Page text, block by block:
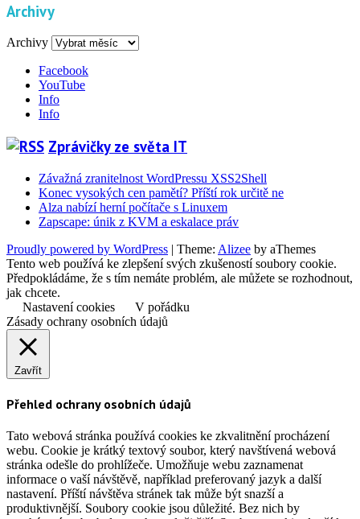
Archivy
Archivy
Facebook
YouTube
Info
Info
Zprávičky ze světa IT
Závažná zranitelnost WordPressu XSS2Shell
Konec vysokých cen pamětí? Příští rok určitě ne
Alza nabízí herní počítače s Linuxem
Zapscape: únik z KVM a eskalace práv
Proudly powered by WordPress | Theme: Alizee by aThemes
Tento web používá ke zlepšení svých zkušeností soubory cookie.
Předpokládáme, že s tím nemáte problém, ale můžete se rozhodnout,
jak chcete.
Nastavení cookies
V pořádku
Zásady ochrany osobních údajů
Zavřít
Přehled ochrany osobních údajů
Tato webová stránka používá cookies ke zkvalitnění procházení
webu. Cookie je krátký textový soubor, který navštívená webová
stránka odešle do prohlížeče. Umožňuje webu zaznamenat
informace o vaší návštěvě, například preferovaný jazyk a další
nastavení. Příští návštěva stránek tak může být snazší a
produktivnější. Soubory cookie jsou důležité. Bez nich by